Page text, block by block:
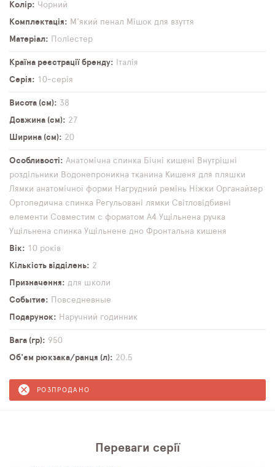
Колір
Чорний
Комплектація
М'який пенал Мішок для взуття
Матеріал
Поліестер
Країна реєстрації бренду
Італія
Серія
10-серія
Висота (см)
38
Довжина (см)
27
Ширина (см)
20
Особливості Анатомічна спинка Бічні кишені Внутрішні
роздільники Водонепроникна тканина Кишеня для пляшки
Лямки анатомічної форми Нагрудний ремінь Ніжки Органайзер
Ортопедична спинка Регульовані лямки Світловідбивні
елементи Совместим с форматом А4 Ущільнена ручка
Ущільнена спинка Ущільнене дно Фронтальна кишеня
Вік
10 років
Кількість відділень
2
Призначення
для школи
Событие
Повседневные
Подарунок
Наручний годинник
Вага (гр)
950
Об'єм рюкзака/ранця (л)
20,5
РОЗПРОДАНО
Переваги серії